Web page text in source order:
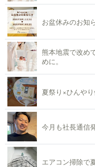
お盆休みのお知
熊本地震で改め
めに。
夏祭り×ひんや
今月も社長通信
エアコン掃除で